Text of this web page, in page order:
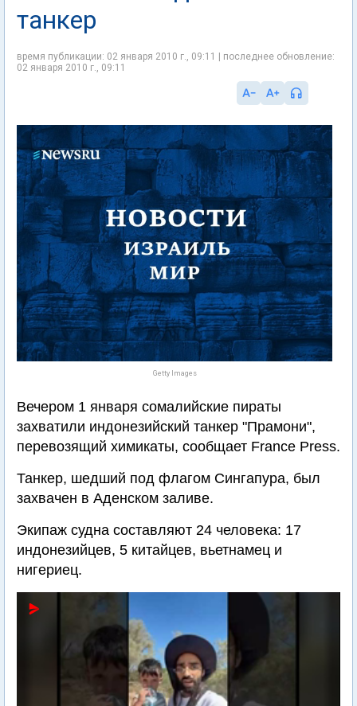
танкер
время публикации: 02 января 2010 г., 09:11 | последнее обновление:
02 января 2010 г., 09:11
Getty Images
Вечером 1 января сомалийские пираты
захватили индонезийский танкер "Прамони",
перевозящий химикаты, сообщает France Press.
Танкер, шедший под флагом Сингапура, был
захвачен в Аденском заливе.
Экипаж судна составляют 24 человека: 17
индонезийцев, 5 китайцев, вьетнамец и
нигериец.